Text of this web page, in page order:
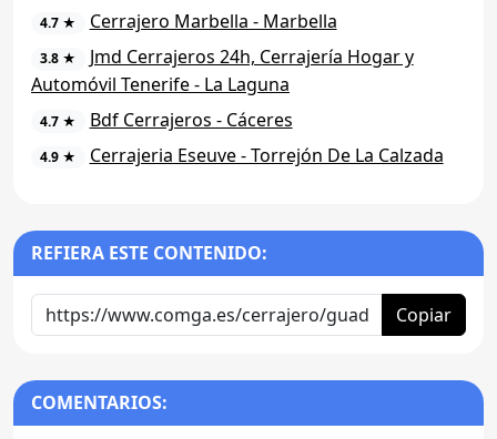
4.7 ★ Cerrajero Marbella - Marbella
3.8 ★
Jmd Cerrajeros 24h, Cerrajería Hogar y
Automóvil Tenerife - La Laguna
4.7 ★ Bdf Cerrajeros - Cáceres
4.9 ★ Cerrajeria Eseuve - Torrejón De La Calzada
REFIERA ESTE CONTENIDO:
Copiar
COMENTARIOS: